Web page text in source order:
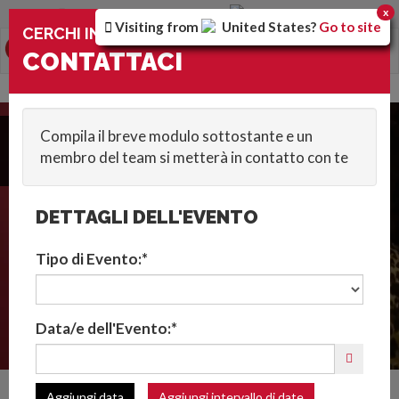
Stai utilizzando la versione Italy del sito
Toggle
Contattaci
Visiting from United States? Go to site
x
×
CERCHI INTRATTENIMENTO?
CONTATTACI
Compila il breve modulo sottostante e un
membro del team si metterà in contatto con te
DETTAGLI DELL'EVENTO
Tipo di Evento:*
Data/e dell'Evento:*